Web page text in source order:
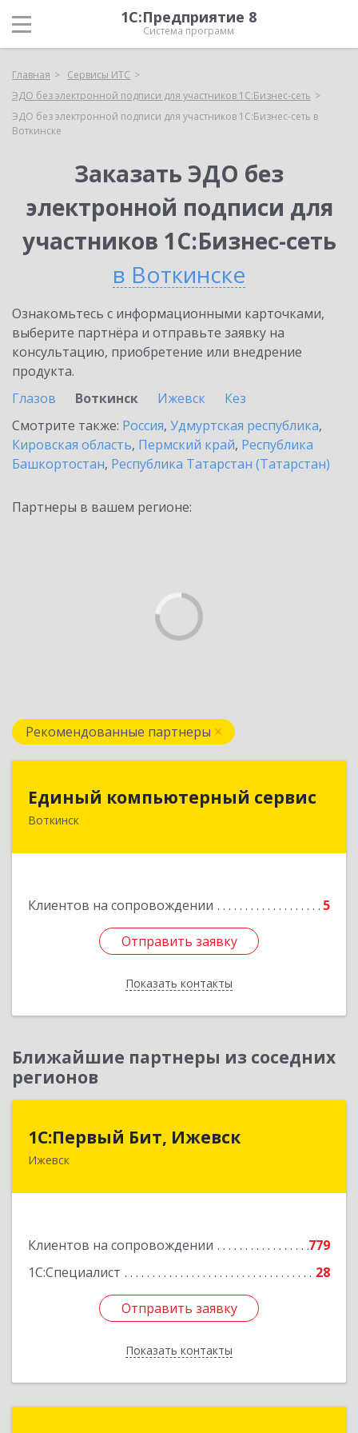
1С:Предприятие 8
Система программ
Главная
Сервисы ИТС
ЭДО без электронной подписи для участников 1С:Бизнес-сеть
ЭДО без электронной подписи для участников 1С:Бизнес-сеть в
Воткинске
Заказать ЭДО без
электронной подписи для
участников 1С:Бизнес-сеть
в Воткинске
Ознакомьтесь с информационными карточками,
выберите партнёра и отправьте заявку на
консультацию, приобретение или внедрение
продукта.
Глазов
Воткинск Ижевск
Кез
Смотрите также: Россия, Удмуртская республика,
Кировская область, Пермский край, Республика
Башкортостан, Республика Татарстан (Татарстан)
Партнеры в вашем регионе:
Рекомендованные партнеры
Единый компьютерный сервис
Воткинск
Клиентов на сопровождении 5
Отправить заявку
Показать контакты
Единый компьютерный сервис
Отправить заявку
Назад
Ближайшие партнеры из соседних
регионов
1С:Первый Бит, Ижевск
Ижевск
Клиентов на сопровождении
779
1С:Специалист
28
Отправить заявку
Показать контакты
1С:Первый Бит, Ижевск
Отправить заявку
Назад